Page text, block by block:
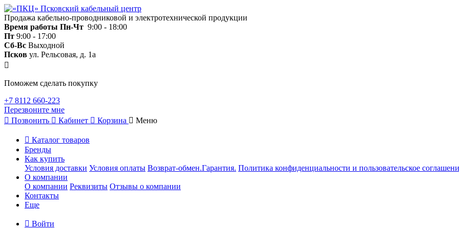
Продажа кабельно-проводниковой и электротехнической продукции
Время работы Пн-Чт 9:00 - 18:00
Пт 9:00 - 17:00
Сб-Вс Выходной
Псков ул. Рельсовая, д. 1а
Поможем сделать покупку
+7 8112 660-223
Перезвоните мне
Позвонить
Кабинет Корзина Меню
Каталог товаров
Бренды
Как купить
Условия доставки Условия оплаты Возврат-обмен.Гарантия. Политика конфиденциальности и пользовательское
О компании
О компании Реквизиты Отзывы о компании
Контакты
Еще
Войти